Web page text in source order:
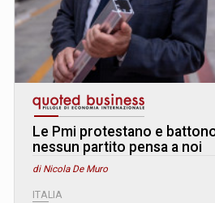
Le Pmi protestano e
nessun partito pensa a noi
di Nicola De Muro
ITALIA